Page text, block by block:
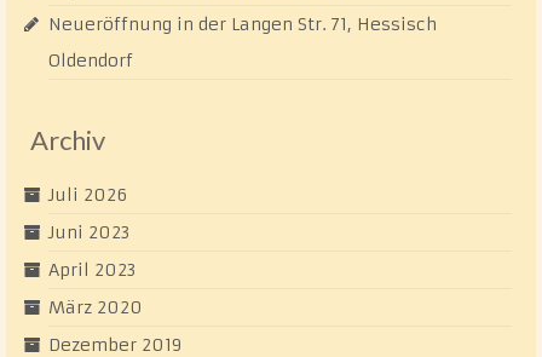
Neueröffnung in der Langen Str. 71, Hessisch
Oldendorf
Archiv
Juli 2026
Juni 2023
April 2023
März 2020
Dezember 2019